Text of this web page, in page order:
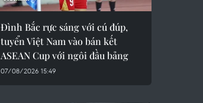
Đình Bắc rực sáng với cú đúp,
tuyển Việt Nam vào bán kết
ASEAN Cup với ngôi đầu bảng
07/08/2026 15:49